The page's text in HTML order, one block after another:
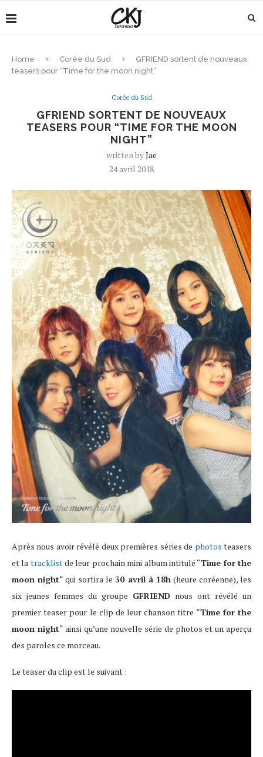
Home Corée du Sud
GFRIEND sortent de nouveaux
teasers pour “Time for the moon night”
Corée du Sud
GFRIEND SORTENT DE NOUVEAUX
TEASERS POUR “TIME FOR THE MOON
NIGHT”
written byJae
24 avril 2018
Après nous avoir révélé deux premières séries de photos teasers
et la tracklistde leur prochain mini album intitulé “Time for the
moon night“ qui sortira le30 avril à 18h (heure coréenne), les
six jeunes femmes du groupe GFRIEND nous ont révélé un
premier teaser pour le clip de leur chanson titre “Time for the
moon night“ ainsi qu’une nouvelle série de photos et un aperçu
des paroles ce morceau.
Le teaser du clip est le suivant :